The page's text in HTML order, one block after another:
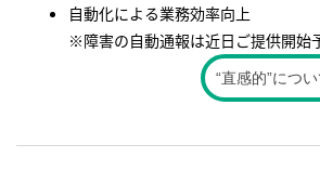
自動化による業務効率向上
※障害の自動通報は近日ご提供開始
“直感的”につ